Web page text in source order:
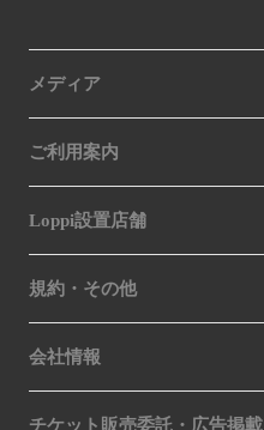
メディア
ご利用案内
Loppi設置店舗
規約・その他
会社情報
チケット販売委託・広告掲載